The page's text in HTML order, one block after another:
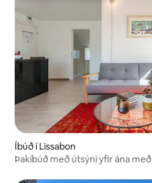
Íbúð í Lissabon
Þakíbúð með útsýni yfir ána